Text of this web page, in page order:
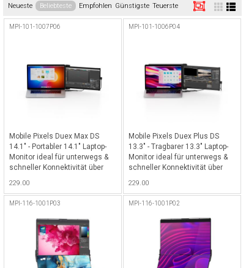
Neueste Beliebteste Empfohlen Günstigste Teuerste
MPI-101-1007P06
Mobile Pixels Duex Max DS
14.1" - Portabler 14.1" Laptop-
Monitor ideal für unterwegs &
schneller Konnektivität über
kompatibel mit macOS,
DeX Geräte - Schwarz
229.00
MPI-101-1006P04
Mobile Pixels Duex Plus DS
13.3" - Tragbarer 13.3" Laptop-
Monitor ideal für unterwegs &
schneller Konnektivität über
kompatibel mit macOS,
DeX Geräte - Schwarz
229.00
MPI-116-1001P03 MPI-116-1001P02